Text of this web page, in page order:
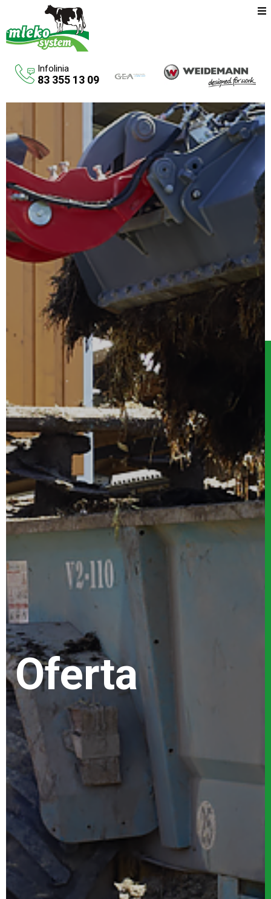
Maszyny rolnicze
Budowa budynków inwentarskich
Systemy udojowe konwencjonalne
Zbiorniki na paliwo
Aktualności
O firmie
Kontakt
Infolinia
83 355 13 09
Oferta